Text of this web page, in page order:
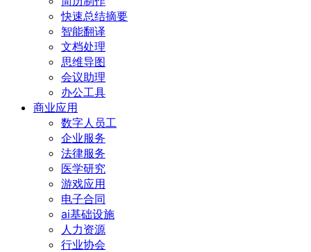
快速总结摘要
智能翻译
文档处理
思维导图
会议助理
办公工具
商业应用
数字人员工
企业服务
法律服务
医学研究
游戏应用
电子合同
ai基础设施
人力资源
行业协会